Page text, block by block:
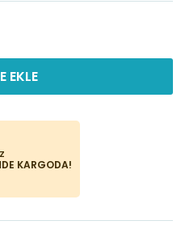
EKLE
KARGODA!